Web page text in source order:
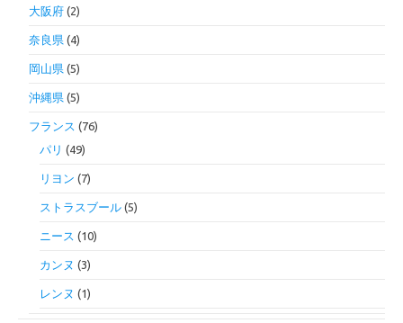
大阪府 (2)
奈良県 (4)
岡山県 (5)
沖縄県 (5)
フランス (76)
パリ (49)
リヨン (7)
ストラスブール (5)
ニース (10)
カンヌ (3)
レンヌ (1)